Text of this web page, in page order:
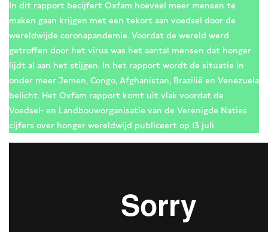
In dit rapport becijfert Oxfam hoeveel meer mensen te
maken gaan krijgen met een tekort aan voedsel door de
wereldwijde coronapandemie. Voordat de wereld werd
getroffen door het virus was het aantal mensen dat honger
lijdt al aan het stijgen. In het rapport wordt de situatie in
onder meer Jemen, Congo, Afghanistan, Brazilië en Venezuela
belicht. Het Oxfam rapport komt uit vlak voordat de
Voedsel- en Landbouworganisatie van de Verenigde Naties
cijfers over honger wereldwijd publiceert op 13 juli.